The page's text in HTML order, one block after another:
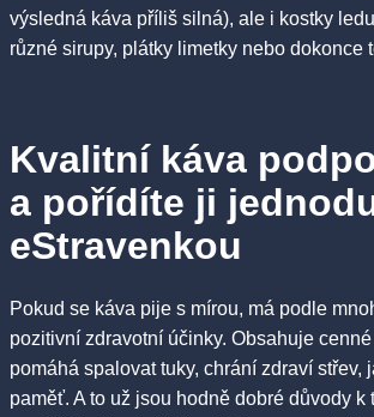
výsledná káva příliš silná), ale i kostky
různé sirupy, plátky limetky nebo dokonce
Kvalitní káva
a pořídíte ji
eStravenkou
Pokud se káva pije s mírou, má podle
pozitivní zdravotní účinky. Obsahuje
pomáhá spalovat tuky, chrání zdraví střev,
paměť. A to už jsou hodně dobré důvody k